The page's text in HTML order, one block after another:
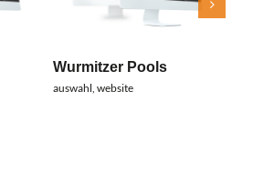
Wurmitzer Pools
auswahl website